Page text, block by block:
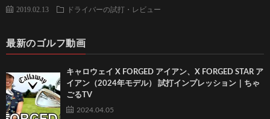
2019.02.13 ドライバーの試打・レビュー
最新のゴルフ動画
キャロウェイ X FORGED アイアン、X FORGED STAR ア
イアン（2024年モデル） 試打インプレッション｜ちゃ
ごるTV
2024.04.05